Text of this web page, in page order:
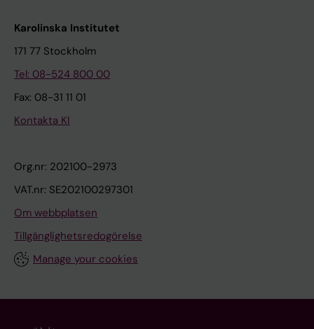
Karolinska Institutet
171 77 Stockholm
Tel: 08-524 800 00
Fax: 08-31 11 01
Kontakta KI
Org.nr: 202100-2973
VAT.nr: SE202100297301
Om webbplatsen
Tillgänglighetsredogörelse
Manage your cookies